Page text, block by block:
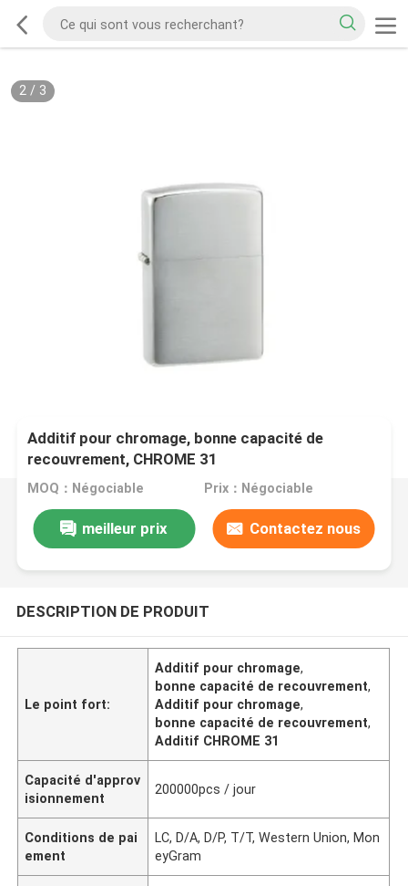
2/ 3
Additif pour chromage, bonne capacité de
recouvrement, CHROME 31
MOQ：Négociable Prix：Négociable
meilleur prix Contactez nous
DESCRIPTION DE PRODUIT
Le point fort:
Additif pour chromage,
bonne capacité de recouvrement,
Additif pour chromage,
bonne capacité de recouvrement,
Additif CHROME 31
Capacité d'approv
isionnement
200000pcs / jour
Conditions de pai
ement
LC, D/A, D/P, T/T, Western Union, Mon
eyGram